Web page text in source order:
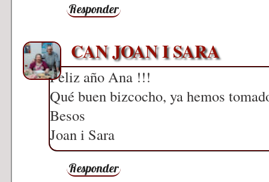
Responder
CAN JOAN I SARA
Feliz año Ana !!!
Qué buen bizcocho, ya hemos
Besos
Joan i Sara
Responder